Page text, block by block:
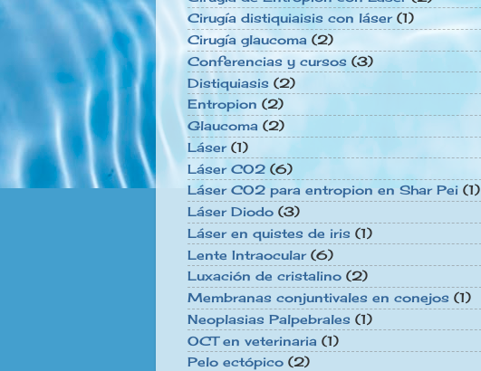
Cirugía distiquiaisis con láser (1)
Cirugía glaucoma (2)
Conferencias y cursos (3)
Distiquiasis (2)
Entropion (2)
Glaucoma (2)
Láser (1)
Láser CO2 (6)
Láser CO2 para entropion en Shar Pei (1)
Láser Diodo (3)
Láser en quistes de iris (1)
Lente Intraocular (6)
Luxación de cristalino (2)
Membranas conjuntivales en conejos (1)
Neoplasias Palpebrales (1)
OCT en veterinaria (1)
Pelo ectópico (2)